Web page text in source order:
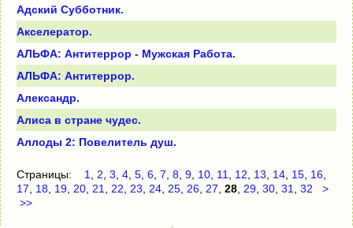
Адский Субботник.
Акселератор.
АЛЬФА: Антитеррор - Мужская Работа.
АЛЬФА: Антитеррор.
Александр.
Алиса в стране чудес.
Аллоды 2: Повелитель душ.
Страницы: 1 2 3 4 5 6 7 8 9 10 11 12 13 14 15 16
17
18 19 20 21 22 23 24 25 26 27 28 29 30 31 32
>
>>